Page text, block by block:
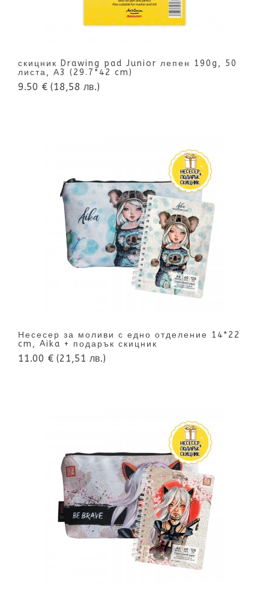
скицник Drawing pad Junior лепен 190g, 50
листа, А3 (29.7*42 cm)
9.50 € (18,58 лв.)
Несесер за моливи с едно отделение 14*22
cm, Aika + подарък скицник
11.00 € (21,51 лв.)